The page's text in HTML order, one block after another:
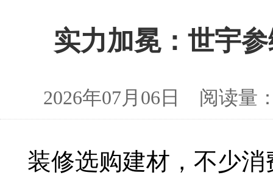
实力加冕：世宇
2026年07月06日 阅读
装修选购建材，不少